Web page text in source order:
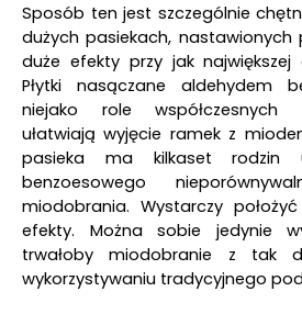
Sposób ten jest szczególnie
dużych pasiekach, nastawionych
duże efekty przy jak największej
Płytki nasączane aldehydem
niejako role współczesnych
ułatwiają wyjęcie ramek z
pasieka ma kilkaset rodzin
benzoesowego
miodobrania. Wystarczy
efekty. Można sobie jedynie
trwałoby miodobranie z tak
wykorzystywaniu tradycyjnego